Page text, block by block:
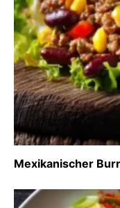
Mexikanischer